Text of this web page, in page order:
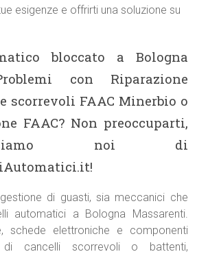
esigenze e offrirti una soluzione su
bloccato a Bologna
con Riparazione
scorrevoli FAAC Minerbio o
FAAC? Non preoccuparti,
noi di
di guasti, sia meccanici che
automatici a Bologna Massarenti.
schede elettroniche e componenti
di cancelli scorrevoli o battenti,